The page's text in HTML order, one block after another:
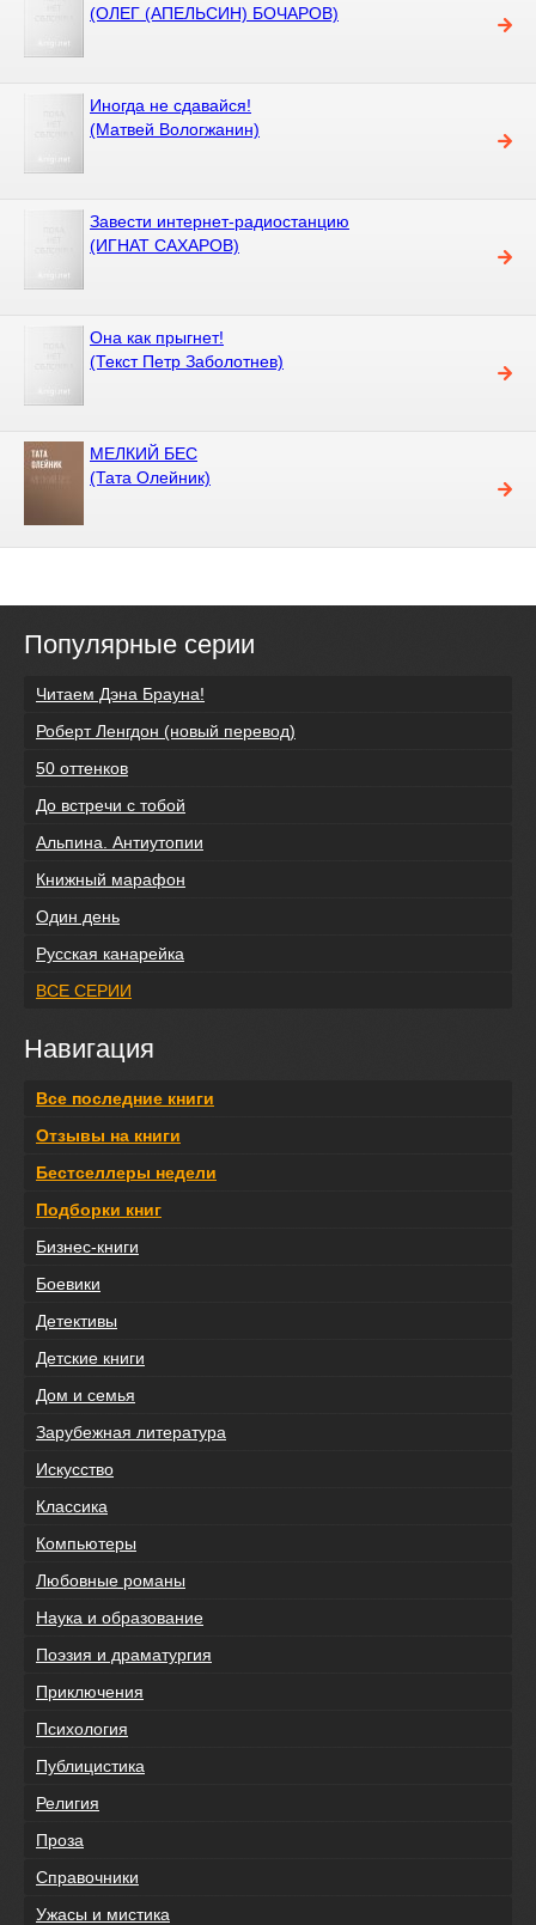
(ОЛЕГ (АПЕЛЬСИН) БОЧАРОВ)
Иногда не сдавайся!
(Матвей Вологжанин)
Завести интернет-радиостанцию
(ИГНАТ САХАРОВ)
Она как прыгнет!
(Текст Петр Заболотнев)
МЕЛКИЙ БЕС
(Тата Олейник)
Популярные серии
Читаем Дэна Брауна!
Роберт Ленгдон (новый перевод)
50 оттенков
До встречи с тобой
Альпина. Антиутопии
Книжный марафон
Один день
Русская канарейка
ВСЕ СЕРИИ
Навигация
Все последние книги
Отзывы на книги
Бестселлеры недели
Подборки книг
Бизнес-книги
Боевики
Детективы
Детские книги
Дом и семья
Зарубежная литература
Искусство
Классика
Компьютеры
Любовные романы
Наука и образование
Поэзия и драматургия
Приключения
Психология
Публицистика
Религия
Проза
Справочники
Ужасы и мистика